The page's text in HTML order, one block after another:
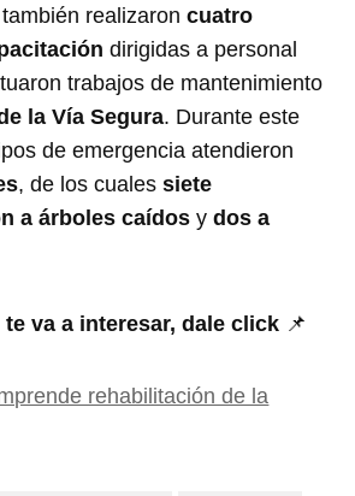
realizaroncuatro
dirigidas a personal
trabajos de mantenimiento
la Vía Segura. Durante este
de emergencia atendieron
, de los cualessiete
a árboles caídos ydos a
va a interesar, dale click 📌
rehabilitación de la